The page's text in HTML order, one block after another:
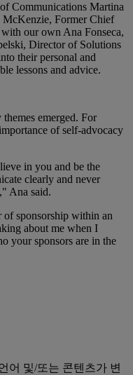
Communications Martina
McKenzie, Former Chief
our own Ana Fonseca,
Director of Solutions
their personal and
lessons and advice.
emerged. For
of self-advocacy
in you and be the
clearly and never
Ana said.
sponsorship within an
about me when I
your sponsors are in the
어 및/또는 콘텐츠가 변